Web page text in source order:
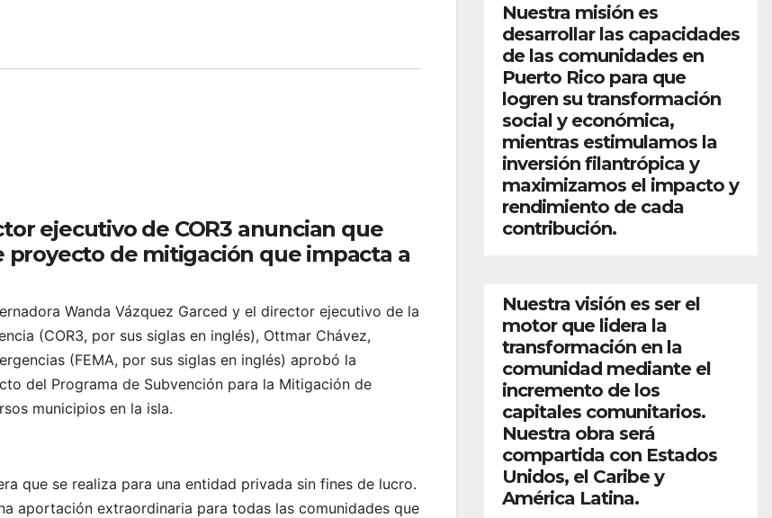
ejecutivo de COR3 anuncian que
proyecto de mitigación que impacta a
Wanda Vázquez Garced y el director ejecutivo de la
(COR3, por sus siglas en inglés), Ottmar Chávez,
(FEMA, por sus siglas en inglés) aprobó la
del Programa de Subvención para la Mitigación de
municipios en la isla.
que se realiza para una entidad privada sin fines de lucro.
aportación extraordinaria para todas las comunidades que
Nuestra misión es
desarrollar las capacidades
de las comunidades en
Puerto Rico para que
logren su transformación
social y económica,
mientras estimulamos la
inversión filantrópica y
maximizamos el impacto y
rendimiento de cada
contribución.
Nuestra visión es ser el
motor que lidera la
transformación en la
comunidad mediante el
incremento de los
capitales comunitarios.
Nuestra obra será
compartida con Estados
Unidos, el Caribe y
América Latina.